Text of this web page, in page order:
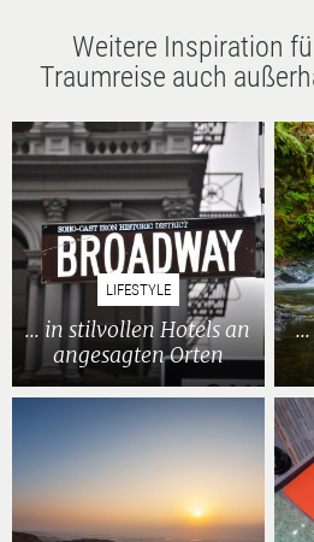
Weitere Inspiration
Traumreise auch
LIFESTYLE
... in stilvollen Hotels an
angesagten Orten